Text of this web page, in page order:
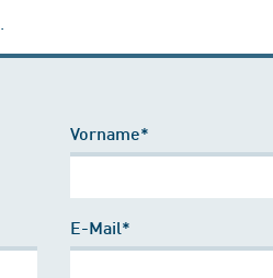
Vorname*
E-Mail*